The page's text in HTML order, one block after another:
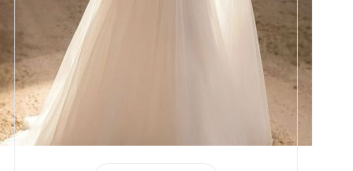
Размеры
42, 44, 46, 48, 50, 52, 54, 56,
Цвет
Силуэт
Юбка
Шлейф